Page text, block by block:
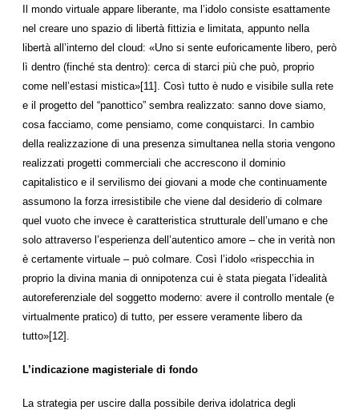
Il mondo virtuale appare liberante, ma l’idolo consiste esattamente
nel creare uno spazio di libertà fittizia e limitata, appunto nella
libertà all’interno del cloud: «Uno si sente euforicamente libero, però
lì dentro (finché sta dentro): cerca di starci più che può, proprio
come nell’estasi mistica»[11]. Così tutto è nudo e visibile sulla rete
e il progetto del “panottico” sembra realizzato: sanno dove siamo,
cosa facciamo, come pensiamo, come conquistarci. In cambio
della realizzazione di una presenza simultanea nella storia vengono
realizzati progetti commerciali che accrescono il dominio
capitalistico e il servilismo dei giovani a mode che continuamente
assumono la forza irresistibile che viene dal desiderio di colmare
quel vuoto che invece è caratteristica strutturale dell’umano e che
solo attraverso l’esperienza dell’autentico amore – che in verità non
è certamente virtuale – può colmare. Così l’idolo «rispecchia in
proprio la divina mania di onnipotenza cui è stata piegata l’idealità
autoreferenziale del soggetto moderno: avere il controllo mentale (e
virtualmente pratico) di tutto, per essere veramente libero da
tutto»[12].
L’indicazione magisteriale di fondo
La strategia per uscire dalla possibile deriva idolatrica degli